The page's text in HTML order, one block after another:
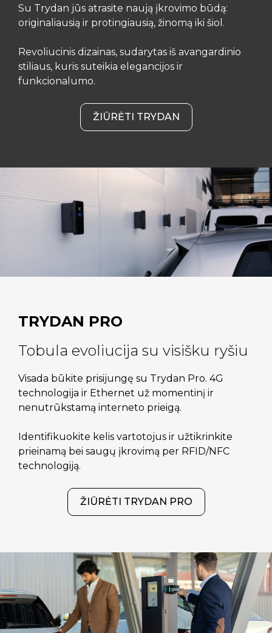
Su Trydan jūs atrasite naują įkrovimo būdą:
originaliausią ir protingiausią, žinomą iki šiol.
Revoliucinis dizainas, sudarytas iš avangardinio
stiliaus, kuris suteikia elegancijos ir
funkcionalumo.
ŽIŪRĖTI TRYDAN
TRYDAN PRO
Tobula evoliucija su visišku ryšiu
Visada būkite prisijungę su Trydan Pro. 4G
technologija ir Ethernet už momentinį ir
nenutrūkstamą interneto prieigą.
Identifikuokite kelis vartotojus ir užtikrinkite
prieinamą bei saugų įkrovimą per RFID/NFC
technologiją.
ŽIŪRĖTI TRYDAN PRO